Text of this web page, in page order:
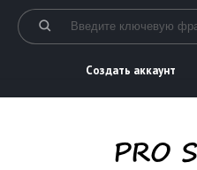
Создать аккаунт